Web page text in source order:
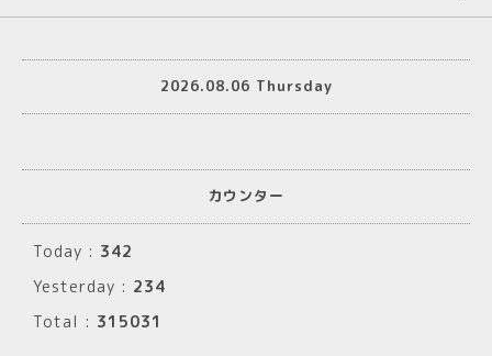
2026.08.06 Thursday
カウンター
Today : 342
Yesterday : 234
Total : 315031